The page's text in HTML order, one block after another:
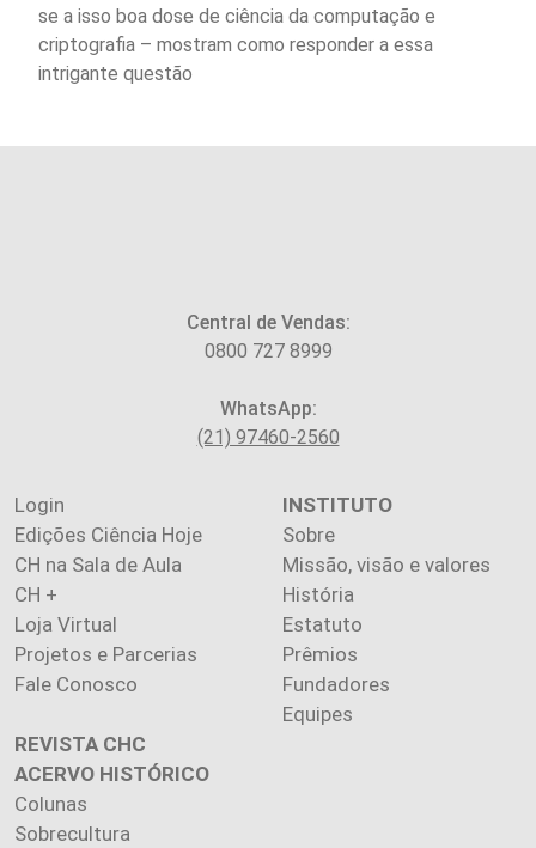
se a isso boa dose de ciência da computação e
criptografia – mostram como responder a essa
intrigante questão
Central de Vendas:
0800 727 8999
WhatsApp:
(21) 97460-2560
Login
Edições Ciência Hoje
CH na Sala de Aula
CH +
Loja Virtual
Projetos e Parcerias
Fale Conosco
INSTITUTO
Sobre
Missão, visão e valores
História
Estatuto
Prêmios
Fundadores
Equipes
REVISTA CHC
ACERVO HISTÓRICO
Colunas
Sobrecultura